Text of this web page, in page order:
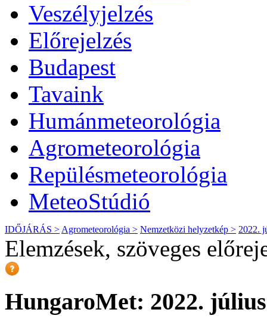
Veszélyjelzés
Előrejelzés
Budapest
Tavaink
Humánmeteorológia
Agrometeorológia
Repülésmeteorológia
MeteoStúdió
IDŐJÁRÁS > Agrometeorológia > Nemzetközi helyzetkép > 2022.
Elemzések, szöveges
HungaroMet: 2022.